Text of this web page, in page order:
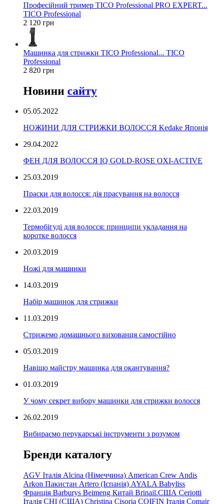
Професійний тример TICO Professional PRO EXPERT...
TICO Professional
2 120 грн
Машинка для стрижки TICO Professional... TICO
Professional
2 820 грн
Новини сайту
05.05.2022
НОЖИНИ ДЛЯ СТРИЖКИ ВОЛОССЯ Kedake Японія
29.04.2022
ФЕН ДЛЯ ВОЛОССЯ IQ GOLD-ROSE OXI-ACTIVE
25.03.2019
Праски для волосся: дія прасування на волосся
22.03.2019
Термобігуді для волосся: принципи укладання на
коротке волосся
20.03.2019
Ножі для машинки
14.03.2019
Набір машинок для стрижки
11.03.2019
Стрижемо домашнього вихованця самостійно
05.03.2019
Навіщо майстру машинка для окантування?
01.03.2019
У чому секрет вибору машинки для стрижки волосся
26.02.2019
Вибираємо перукарські інструменти з розумом
Бренди каталогу
AGV Італія Alcina (Німеччина) American Crew Andis
Arkon Пакистан Artero (Іспанія) AYALA Babyliss
Франція Barburys Beimeng Китай Brinail.США Ceriotti
Італія CHI (США) Christina Cisoria COIFIN Італія Comair